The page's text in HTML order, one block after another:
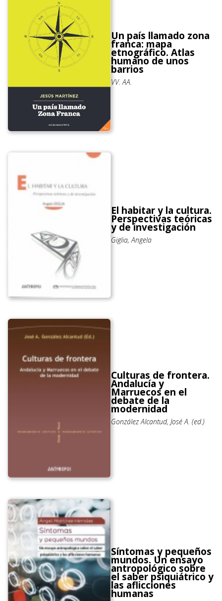
Un país llamado zona
franca: mapa
etnográfico. Atlas
humano de unos
barrios
VV. AA.
El habitar y la cultura.
Perspectivas teóricas
y de investigación
Giglia, Angela
Culturas de frontera.
Andalucía y
Marruecos en el
debate de la
modernidad
González Alcantud, José A. (ed.)
Síntomas y pequeños
mundos. Un ensayo
antropológico sobre
el saber psiquiátrico y
las aflicciones
humanas